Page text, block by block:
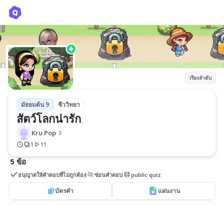
เรียงลำดับ
มัธยมต้น 9 ชีววิทยา
สัตว์โลกน่ารัก
Kru Pop
1 11
5 ข้อ
อนุญาตให้คำตอบที่ไม่ถูกต้อง ซ่อนคำตอบ public quiz
บัตรคำ แผ่นงาน